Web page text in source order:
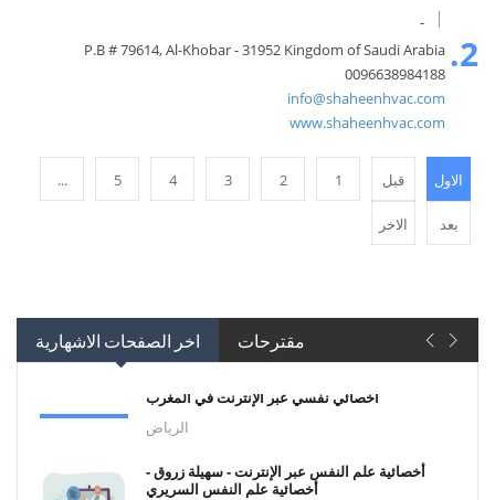
2.
-
P.B # 79614, Al-Khobar - 31952 Kingdom of Saudi Arabia
0096638984188
info@shaheenhvac.com
www.shaheenhvac.com
الاول قبل 1
2
3
4
5
...
بعد الاخر
اخر الصفحات الاشهارية مقترحات
أخصائي نفسي عبر الإنترنت في المغرب
الرياض
أخصائية علم النفس عبر الإنترنت - سهيلة زروق -
أخصائية علم النفس السريري